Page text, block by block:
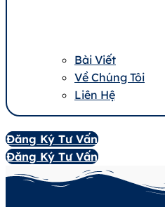
Bài Viết
Về Chúng Tôi
Liên Hệ
Đăng Ký Tư Vấn
Đăng Ký Tư Vấn